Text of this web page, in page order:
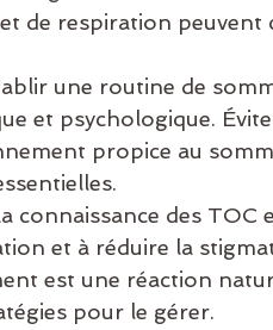
de respiration
une routine de
et psychologique.
propice au
connaissance des TOC
et à réduire la
est une réaction
pour le gérer.